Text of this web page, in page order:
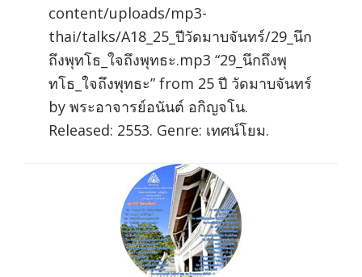
content/uploads/mp3-
thai/talks/A18_25_ปีวัดมาบจันทร์/29_นึก
ถึงพุทโธ_ใจถึงพุทธะ.mp3 “29_นึกถึงพุ
ทโธ_ใจถึงพุทธะ” from 25 ปี วัดมาบจันทร์
by พระอาจารย์อนันต์ อกิญจโน.
Released: 2553. Genre: เทศน์โยม.